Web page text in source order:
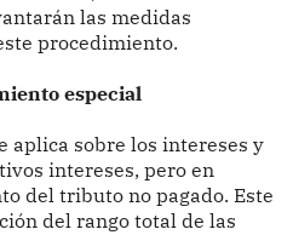
las medidas
procedimiento.
especial
aplica sobre los intereses y
intereses, pero en
del tributo no pagado. Este
del rango total de las